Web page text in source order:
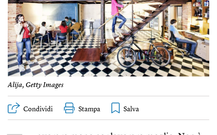
Alija, Getty Images
Condividi Stampa